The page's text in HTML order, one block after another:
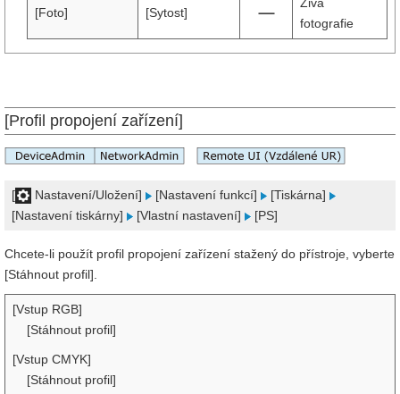
[Foto] [Sytost]
fotografie
[Profil propojení zařízení]
[ Nastavení/Uložení] [Nastavení funkcí]
[Tiskárna]
[Nastavení tiskárny]
[Vlastní nastavení] [PS]
Chcete-li použít profil propojení zařízení stažený do přístroje, vyberte
[Stáhnout profil].
[Vstup RGB]
[Stáhnout profil]
[Vstup CMYK]
[Stáhnout profil]